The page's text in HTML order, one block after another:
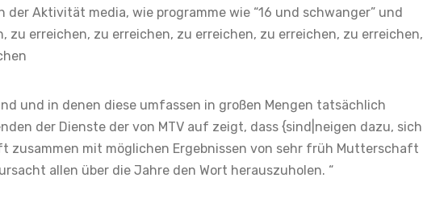
Aktivität media, wie programme wie “16 und schwanger” und
zu erreichen, zu erreichen, zu erreichen, zu erreichen, zu erreichen,
und in denen diese umfassen in großen Mengen tatsächlich
der Dienste der von MTV auf zeigt, dass {sind|neigen dazu, sich
mit möglichen Ergebnissen von sehr früh Mutterschaft
allen über die Jahre den Wort herauszuholen. “